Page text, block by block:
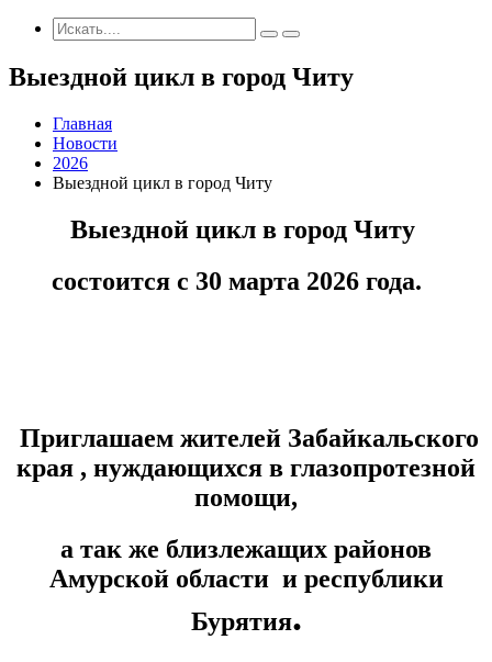
Выездной цикл в город Читу
Главная
Новости
2026
Выездной цикл в город Читу
Выездной цикл в город Читу
состоится с 30 марта 2026 года.
Приглашаем жителей Забайкальского
края , нуждающихся в глазопротезной
помощи,
а так же близлежащих районов
Амурской области и республики
Бурятия.